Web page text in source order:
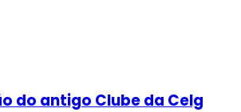
do antigo Clube da Celg